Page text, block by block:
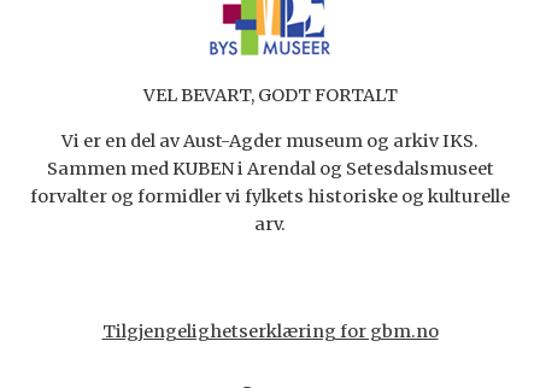
VEL BEVART, GODT FORTALT
Vi er en del av Aust-Agder museum og arkiv IKS.
Sammen med KUBEN i Arendal og Setesdalsmuseet
forvalter og formidler vi fylkets historiske og kulturelle
arv.
Tilgjengelighetserklæring for gbm.no